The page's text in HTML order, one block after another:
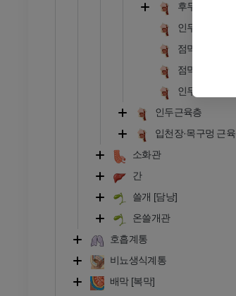
후두인두
인두바닥면
점막밑층
점막
인두샘
인두근육층
입천장·목구멍 근육
소화관
간
쓸개 [담낭]
온쓸개관
호흡계통
비뇨생식계통
배막 [복막]